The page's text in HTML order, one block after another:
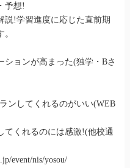
予想!
説!学習進度に応じた直前期
ションが高まった(独学・Bさ
ンしてくれるのがいい(WEB
てくれるのには感激!(他校通
event/nis/yosou/